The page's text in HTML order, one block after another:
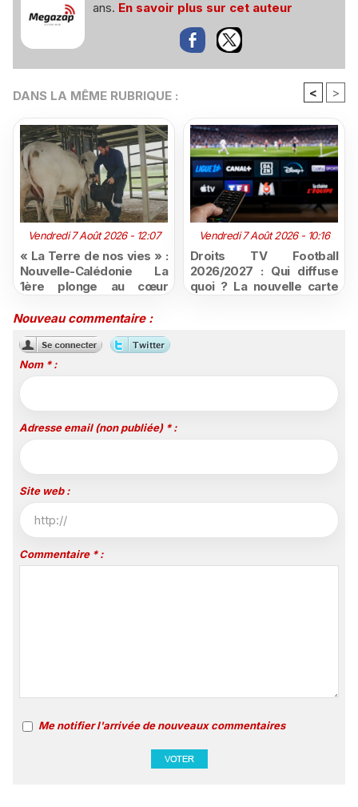
ans. En savoir plus sur cet auteur
DANS LA MÊME RUBRIQUE : < >
Vendredi 7 Août 2026 - 12:07
« La Terre de nos vies » :
Nouvelle-Calédonie La
1ère plonge au cœur
mutation
Vendredi 7 Août 2026 - 10:16
Droits TV Football
2026/2027 : Qui diffuse
quoi ? La nouvelle carte
Nouveau commentaire :
Nom * :
Adresse email (non publiée) * :
Site web :
Commentaire * :
Me notifier l'arrivée de nouveaux commentaires